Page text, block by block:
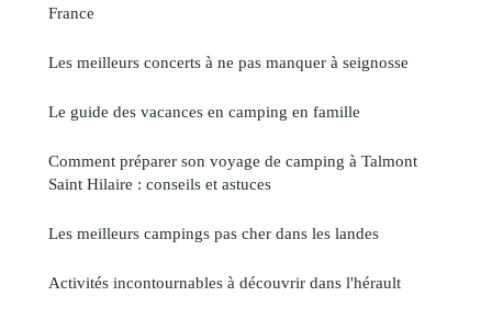
France
Les meilleurs concerts à ne pas manquer à seignosse
Le guide des vacances en camping en famille
Comment préparer son voyage de camping à Talmont
Saint Hilaire : conseils et astuces
Les meilleurs campings pas cher dans les landes
Activités incontournables à découvrir dans l'hérault